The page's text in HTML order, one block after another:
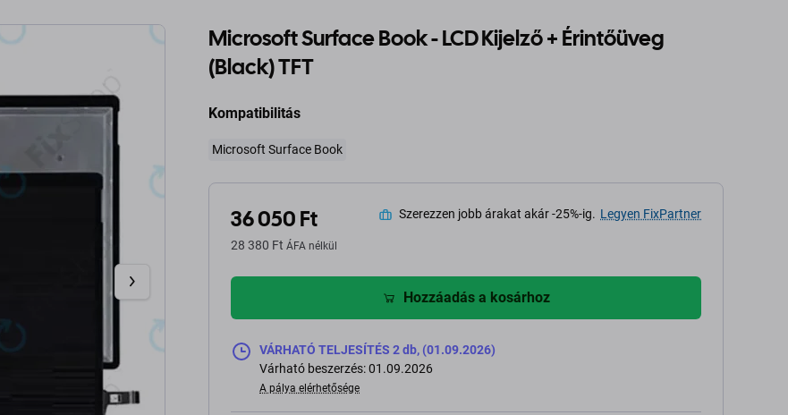
Microsoft Surface Book - LCD Kijelző + Érintőüveg
(Black) TFT
Kompatibilitás
Microsoft Surface Book
36 050 Ft
28 380 Ft ÁFA nélkül
Szerezzen jobb árakat akár -25%-ig. Legyen FixPartner
Hozzáadás a kosárhoz
VÁRHATÓ TELJESÍTÉS 2 db, (01.09.2026)
Várható beszerzés: 01.09.2026
A pálya elérhetősége